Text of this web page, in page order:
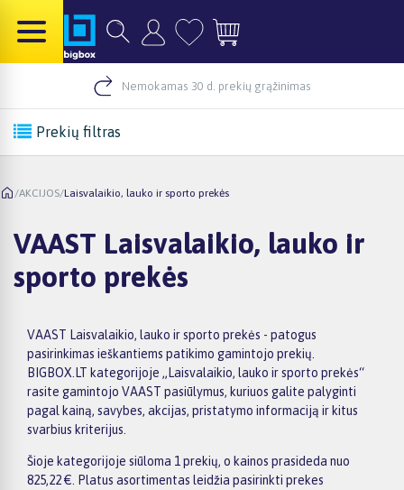
Nemokamas 30 d. prekių grąžinimas
Prekių filtras
/AKCIJOS/Laisvalaikio, lauko ir sporto prekės
VAAST Laisvalaikio, lauko ir
sporto prekės
VAAST Laisvalaikio, lauko ir sporto prekės - patogus
pasirinkimas ieškantiems patikimo gamintojo prekių.
BIGBOX.LT kategorijoje „Laisvalaikio, lauko ir sporto prekės“
rasite gamintojo VAAST pasiūlymus, kuriuos galite palyginti
pagal kainą, savybes, akcijas, pristatymo informaciją ir kitus
svarbius kriterijus.
Šioje kategorijoje siūloma 1 prekių, o kainos prasideda nuo
825,22 €. Platus asortimentas leidžia pasirinkti prekes